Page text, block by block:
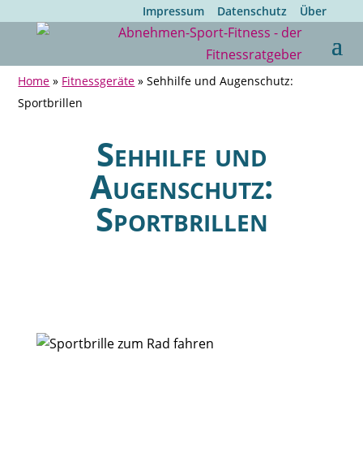
Impressum Datenschutz Über
Home » Fitnessgeräte »Sehhilfe und Augenschutz:
Sportbrillen
Sehhilfe und
Augenschutz:
Sportbrillen